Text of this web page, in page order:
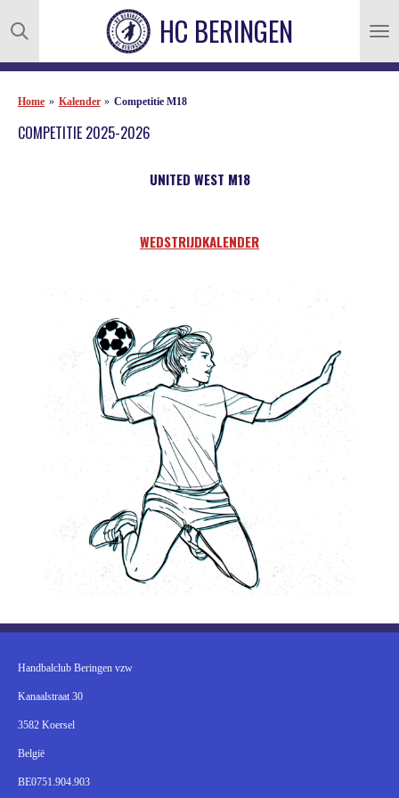
direct
de
HC BERINGEN
Home » Kalender » Competitie M18
COMPETITIE 2025-2026
UNITED WEST M18
WEDSTRIJDKALENDER
Handbalclub Beringen vzw
Kanaalstraat 30
3582 Koersel
België
BE0751.904.903